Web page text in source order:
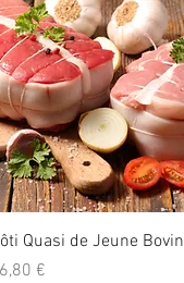
Aperçu rapide
Quasi de Jeune Bovin
€